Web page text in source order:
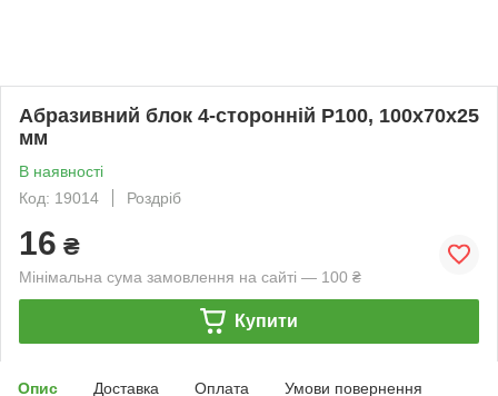
Абразивний блок 4-сторонній Р100, 100х70х25
мм
В наявності
Код: 19014
Роздріб
16 ₴
Мінімальна сума замовлення на сайті — 100 ₴
Купити
Опис Доставка Оплата Умови повернення